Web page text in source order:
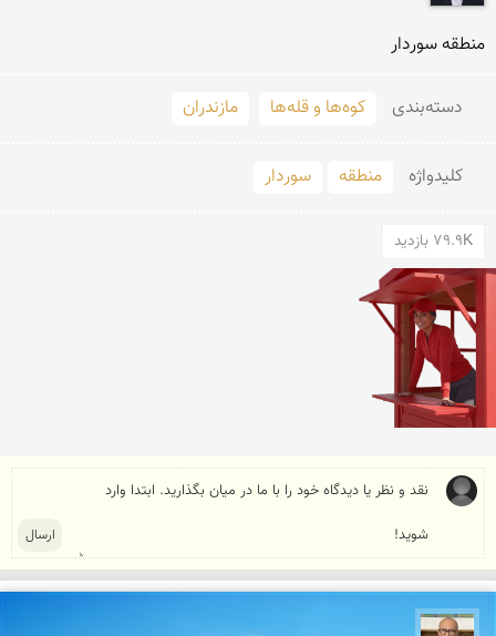
منطقه سوردار
دسته‌بندی کوه‌ها و قله‌ها مازندران
کلید‌واژه منطقه سوردار
79.9K بازدید